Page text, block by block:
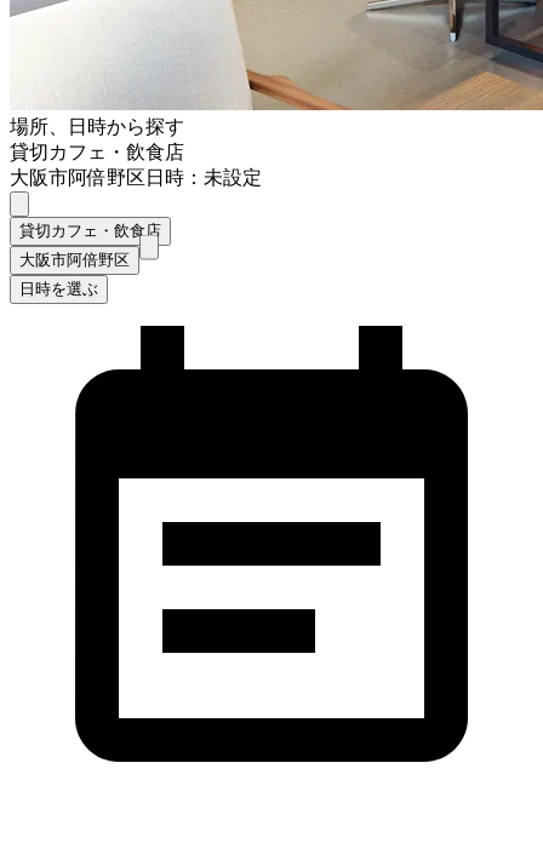
場所、日時から探す
貸切カフェ・飲食店
大阪市阿倍野区日時：未設定
貸切カフェ・飲食店
大阪市阿倍野区
日時を選ぶ